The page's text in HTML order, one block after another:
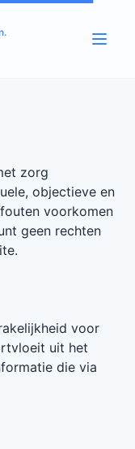
zorg
objectieve en
voorkomen
geen rechten
voor
uit het
die via